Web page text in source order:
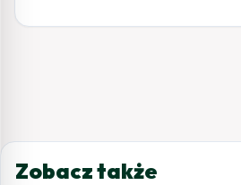
Zobacz także